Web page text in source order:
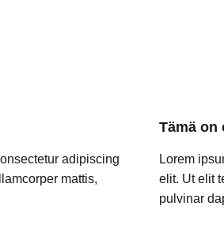
adipiscing
mattis,
Tämä on
Lorem
elit. Ut elit
pulvinar